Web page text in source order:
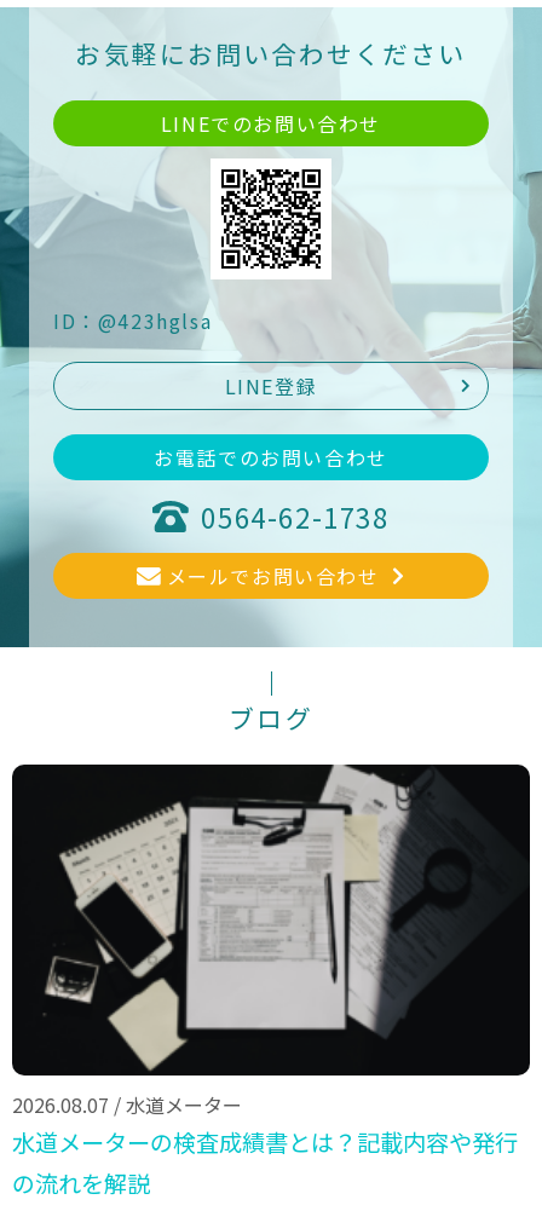
お気軽にお問い合わせください
LINEでのお問い合わせ
ID：@423hglsa
LINE登録
お電話でのお問い合わせ
0564-62-1738
メールでお問い合わせ
ブログ
2026.08.07 /水道メーター
水道メーターの検査成績書とは？記載内容や発行
の流れを解説